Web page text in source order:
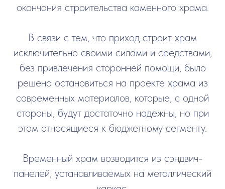
окончания строительства каменного храма.
В связи с тем, что приход строит храм
исключительно своими силами и средствами,
без привлечения сторонней помощи, было
решено остановиться на проекте храма из
современных материалов, которые, с одной
стороны, будут достаточно надежны, но при
этом относящиеся к бюджетному сегменту.
Временный храм возводится из сэндвич-
панелей, устанавливаемых на металлический